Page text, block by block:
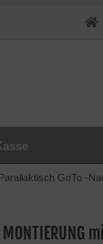
Parallaktisch GoTo -